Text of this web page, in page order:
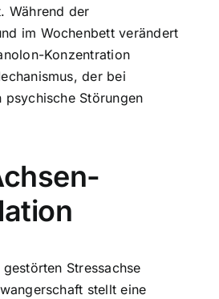
Während der
im Wochenbett verändert
Konzentration
der bei
psychische Störungen
Stressachse
stellt eine